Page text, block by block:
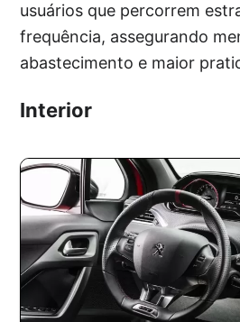
usuários que percorrem
frequência, assegurando
abastecimento e maior
Interior